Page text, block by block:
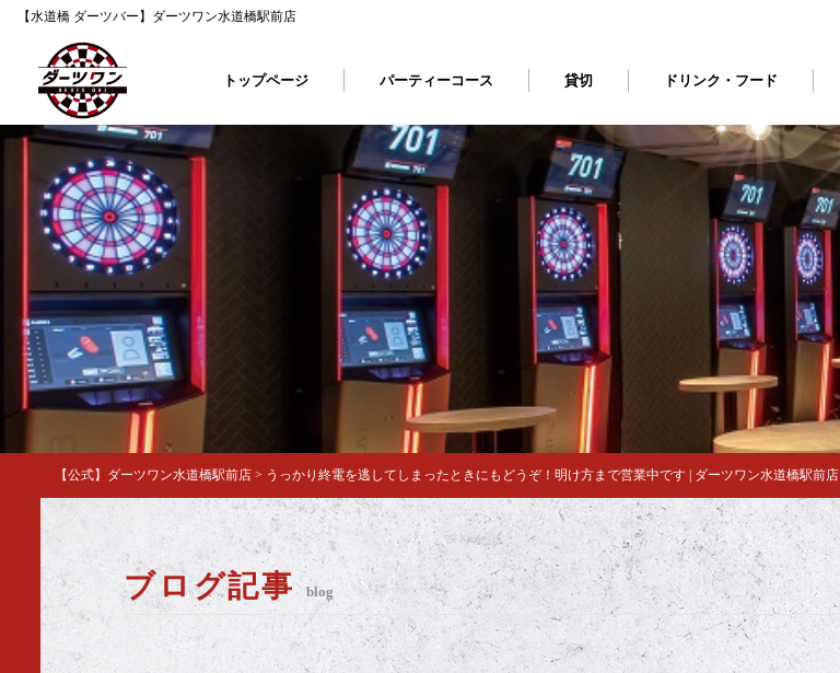
【水道橋 ダーツバー】ダーツワン水道橋駅前店
トップページ パーティーコース 貸切 ドリンク・フード
【公式】ダーツワン水道橋駅前店 > うっかり終電を逃してしまったときにもどうぞ！明け方まで営業中です | ダーツワン水道橋駅前店
ブログ記事 blog